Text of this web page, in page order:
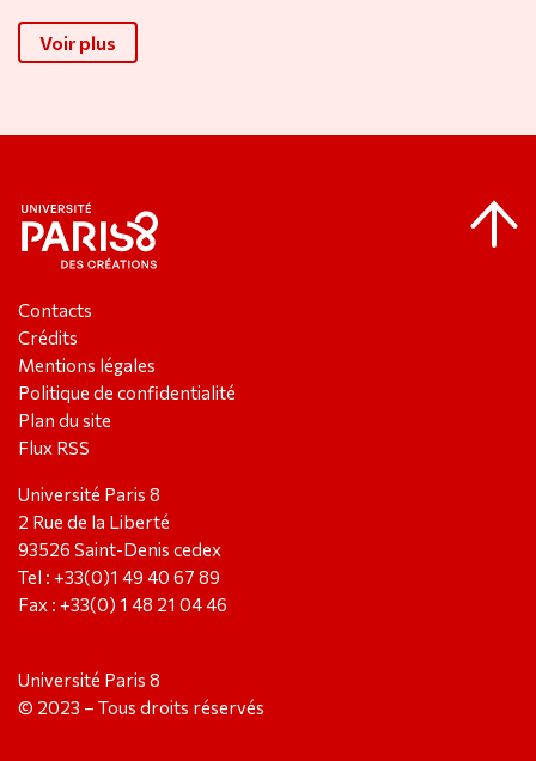
Voir plus
Contacts
Crédits
Mentions légales
Politique de confidentialité
Plan du site
Flux RSS
Université Paris 8
2 Rue de la Liberté
93526 Saint-Denis cedex
Tel : +33(0)1 49 40 67 89
Fax : +33(0) 1 48 21 04 46
Université Paris 8
© 2023 – Tous droits réservés